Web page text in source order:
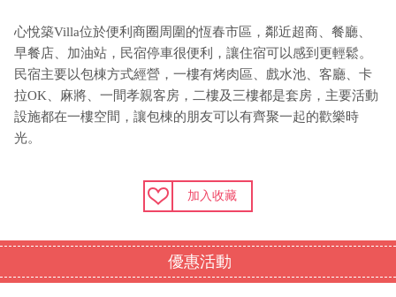
心悅築Villa位於便利商圈周圍的恆春市區，鄰近超商、餐廳、
早餐店、加油站，民宿停車很便利，讓住宿可以感到更輕鬆。
民宿主要以包棟方式經營，一樓有烤肉區、戲水池、客廳、卡
拉OK、麻將、一間孝親客房，二樓及三樓都是套房，主要活動
設施都在一樓空間，讓包棟的朋友可以有齊聚一起的歡樂時
光。
加入收藏
優惠活動